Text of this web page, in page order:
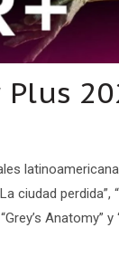
ciudad perdida”,
Anatomy”